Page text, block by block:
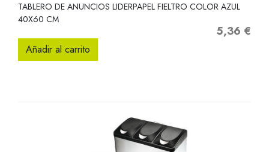
TABLERO DE ANUNCIOS LIDERPAPEL FIELTRO COLOR AZUL
40X60 CM
Precio
5,36 €
Añadir al carrito